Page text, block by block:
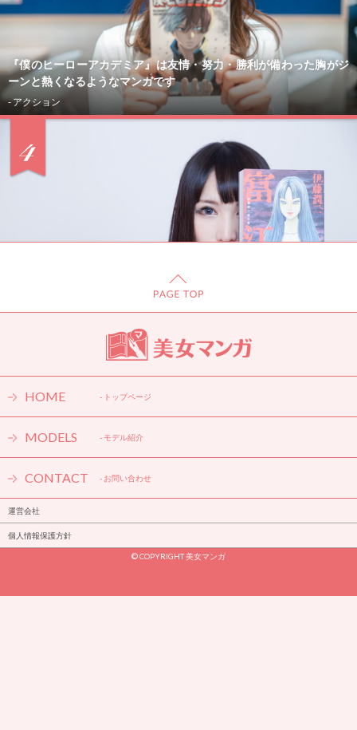
『僕のヒーローアカデミア』は友情・努力・勝利が備わった胸がジ
ーンと熱くなるようなマンガです
- アクション
「男がここまで狂うともはや気持ちいい」。カリスマコスレイヤー
『きのう何食べた？』はレシピ本をも超越した一家に一冊の必須本
HOME - トップページ
MODELS - モデル紹介
CONTACT - お問い合わせ
運営会社
個人情報保護方針
© COPYRIGHT 美女マンガ